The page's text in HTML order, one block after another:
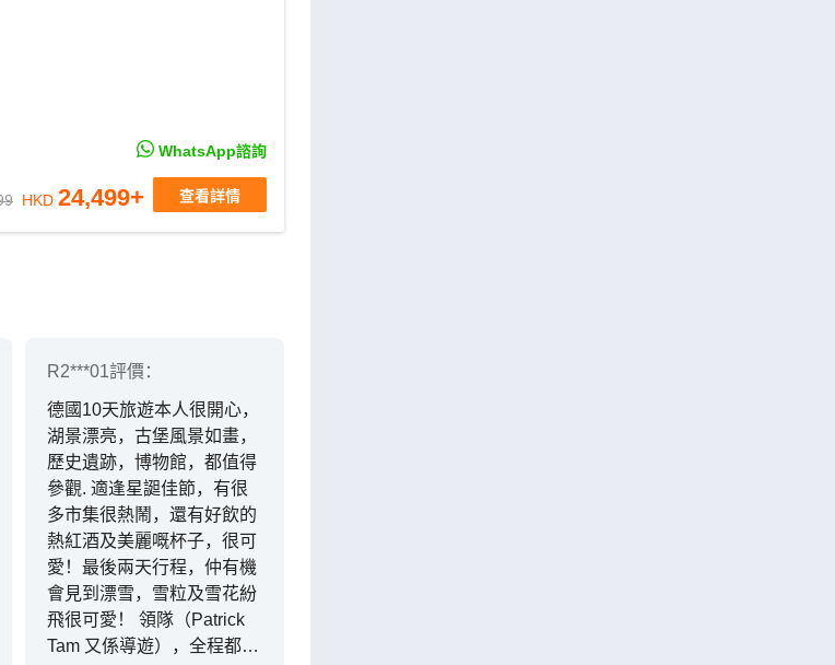
HKD 24,499+ 查看詳情
WhatsApp諮詢
R2***01評價：
德國10天旅遊本人很開心，
湖景漂亮，古堡風景如畫，
歷史遺跡，博物館，都值得
參觀. 適逢星𧩙佳節，有很
多市集很熱鬧，還有好飲的
熱紅酒及美麗嘅杯子，很可
愛！最後兩天行程，仲有機
會見到漂雪，雪粒及雪花紛
飛很可愛！ 領隊（Patrick
Tam 又係導遊），全程都有